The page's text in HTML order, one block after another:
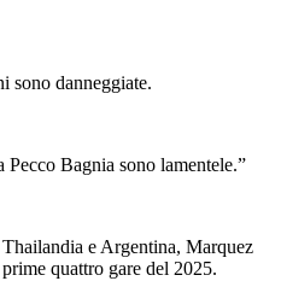
sono danneggiate.
Bagnia sono lamentele.”
e Argentina, Marquez
quattro gare del 2025.